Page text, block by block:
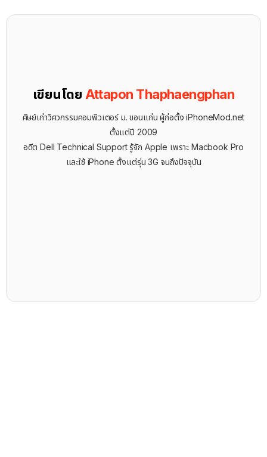
เขียนโดย Attapon Thaphaengphan
ศิษย์เก่าวิศวกรรมคอมพิวเตอร์ ม. ขอนแก่น ผู้ก่อตั้ง iPhoneMod.net
ตั้งแต่ปี 2009
อดีต Dell Technical Support รู้จัก ​Apple เพราะ Macbook Pro
และใช้ iPhone ตั้งแต่รุ่น 3G จนถึงปัจจุบัน